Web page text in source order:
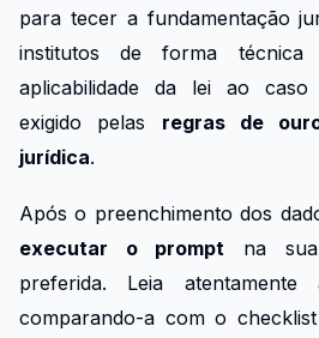
para tecer a fundamentação
institutos de forma técnica
aplicabilidade da lei ao
exigido pelas regras de
jurídica.
Após o preenchimento dos
executar o prompt na
preferida. Leia
comparando-a com o